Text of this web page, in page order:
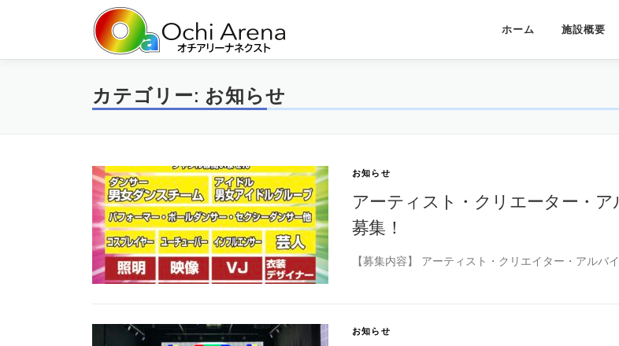
ン
ホーム 施設概要
カテゴリー: お知らせ
お知らせ
アーティスト・クリエーター・
募集！
【募集内容】 アーティスト・クリエイター・アルバ
お知らせ